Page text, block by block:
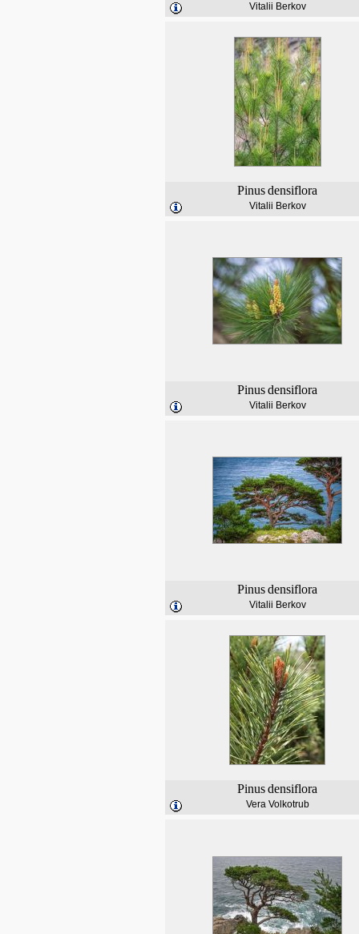
Vitalii Berkov
Pinusdensiflora
Vitalii Berkov
Pinusdensiflora
Vitalii Berkov
Pinusdensiflora
Vitalii Berkov
Pinusdensiflora
Vera Volkotrub